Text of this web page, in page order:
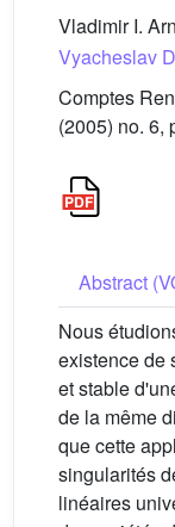
Vladimir I.
Vyacheslav
Comptes
(2005) no. 6,
Abstract
Nous
existence de
et stable
de la même
que cette
singularités
linéaires